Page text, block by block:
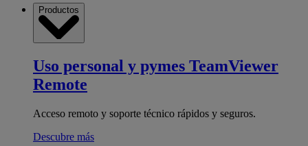
Productos
Uso personal y pymes TeamViewer
Remote
Acceso remoto y soporte técnico rápidos y seguros.
Descubre más